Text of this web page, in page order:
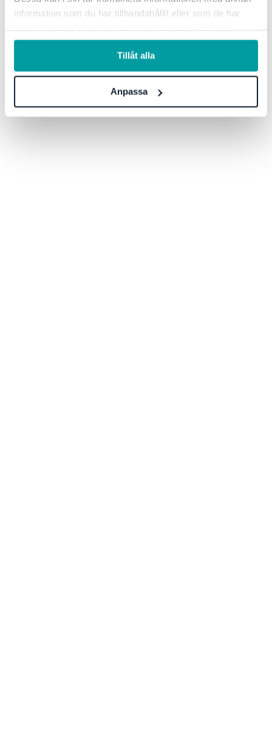
information som du har tillhandahållit eller som de har
information, se vårintegritetspolicy.
Tillåt alla
Anpassa